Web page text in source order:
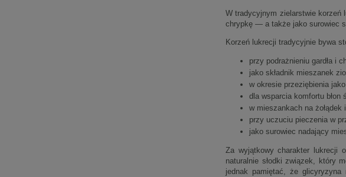
W tradycyjnym zielarstwie korzeń
chrypkę — a także jako surowiec
Korzeń lukrecji tradycyjnie bywa
przy podrażnieniu gardła i
jako składnik mieszanek
w okresie przeziębienia
dla wsparcia komfortu błon
w mieszankach na żołądek
przy uczuciu pieczenia w
jako surowiec nadający
Za wyjątkowy charakter lukrecji
naturalnie słodki związek, który
jednak pamiętać, że glicyryzyna